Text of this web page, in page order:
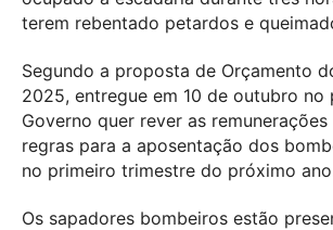
terem rebentado petardos e
Segundo a proposta de Orçamento
2025, entregue em 10 de outubro no
Governo quer rever as
regras para a aposentação dos
no primeiro trimestre do próximo
Os sapadores bombeiros estão